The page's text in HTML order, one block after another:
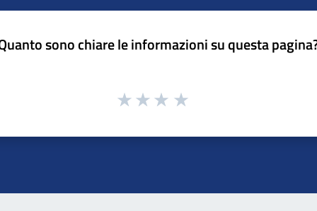
sono chiare le informazioni su questa